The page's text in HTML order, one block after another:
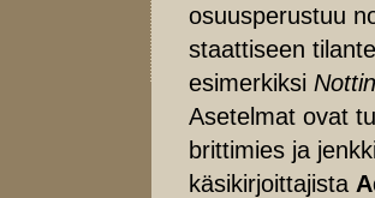
osuusperustuu
staattiseen
esimerkiksi
Asetelmat ovat
brittimies ja
käsikirjoittajista